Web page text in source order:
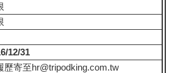
12/31
歷寄至hr@tripodking.com.tw